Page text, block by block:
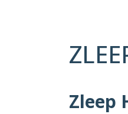
Zleep